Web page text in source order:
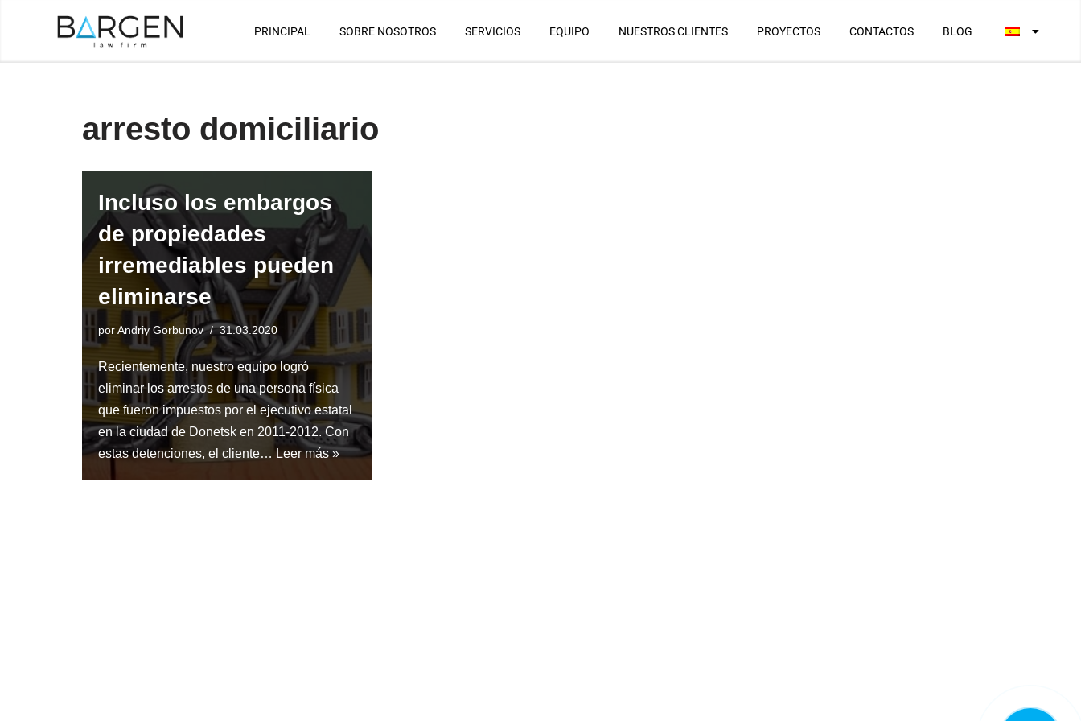
PRINCIPAL SOBRE NOSOTROS SERVICIOS EQUIPO NUESTROS CLIENTES PROYECTOS CONTACTOS BLOG
arresto domiciliario
Incluso los embargos
de propiedades
irremediables pueden
eliminarse
porAndriy Gorbunov 31.03.2020
Recientemente, nuestro equipo logró
eliminar los arrestos de una persona física
que fueron impuestos por el ejecutivo estatal
en la ciudad de Donetsk en 2011-2012. Con
estas detenciones, el cliente…Leer más »